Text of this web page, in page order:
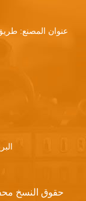
حقوق النسخ